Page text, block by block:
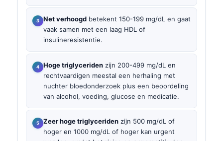
Net verhoogd betekent 150-199 mg/dL en gaat
vaak samen met een laag HDL of
insulineresistentie.
Hoge triglyceriden zijn 200-499 mg/dL en
rechtvaardigen meestal een herhaling met
nuchter bloedonderzoek plus een beoordeling
van alcohol, voeding, glucose en medicatie.
Zeer hoge triglyceriden zijn 500 mg/dL of
hoger en 1000 mg/dL of hoger kan urgent